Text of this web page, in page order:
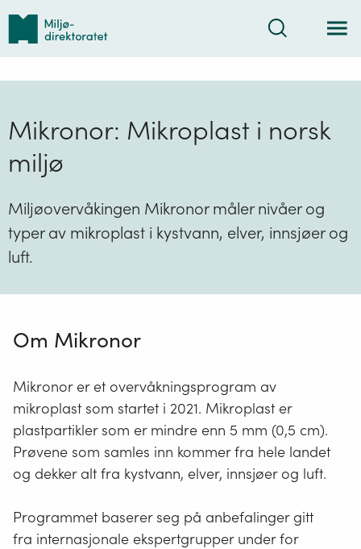
Tilbake
forsiden
Søk
Mikronor: Mikroplast i norsk
miljø
Miljøovervåkingen Mikronor måler nivåer og
typer av mikroplast i kystvann, elver, innsjøer og
luft.
Om Mikronor
Mikronor er et overvåkningsprogram av
mikroplast som startet i 2021. Mikroplast er
plastpartikler som er mindre enn 5 mm (0,5 cm).
Prøvene som samles inn kommer fra hele landet
og dekker alt fra kystvann, elver, innsjøer og luft.
Programmet baserer seg på anbefalinger gitt
fra internasjonale ekspertgrupper under for